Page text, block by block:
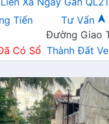
Tiến Tư Vấn
Đường Giao
Có Sổ Thành Đất